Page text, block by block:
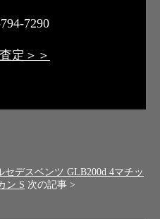
7290
定＞＞
デスベンツ GLB200d 4マチッ
ン S 次の記事 >